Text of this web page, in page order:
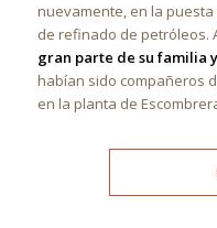
nuevamente, en la
de refinado de petróleos.
gran parte de su familia
habían sido compañeros
en la planta de